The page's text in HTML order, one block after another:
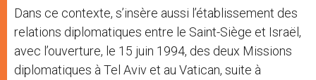
Dans ce contexte, s’insère aussi l’établissement des
relations diplomatiques entre le Saint-Siège et Israël,
avec l’ouverture, le 15 juin 1994, des deux Missions
diplomatiques à Tel Aviv et au Vatican, suite à